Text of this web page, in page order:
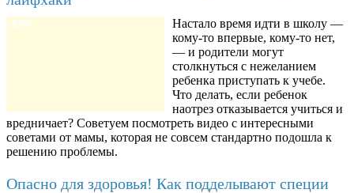
8780
Настало время идти в школу —
кому-то впервые, кому-то нет,
— и родители могут
столкнуться с нежеланием
ребенка приступать к учебе.
Что делать, если ребенок
наотрез отказывается учиться и
вредничает? Советуем посмотреть видео с интересными
советами от мамы, которая не совсем стандартно подошла к
решению проблемы.
Опасно для здоровья! Как подделывают специи